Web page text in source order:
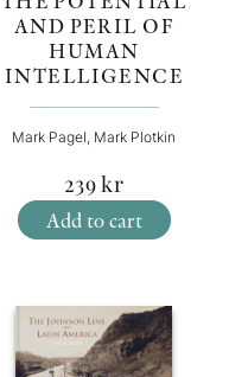
AND PERIL OF
HUMAN
INTELLIGENCE
Mark Pagel, Mark Plotkin
239kr
Add to cart